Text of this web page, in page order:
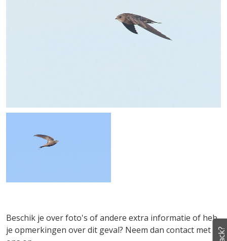
Beschik je over foto's of andere extra informatie of heb
je opmerkingen over dit geval? Neem dan contact met